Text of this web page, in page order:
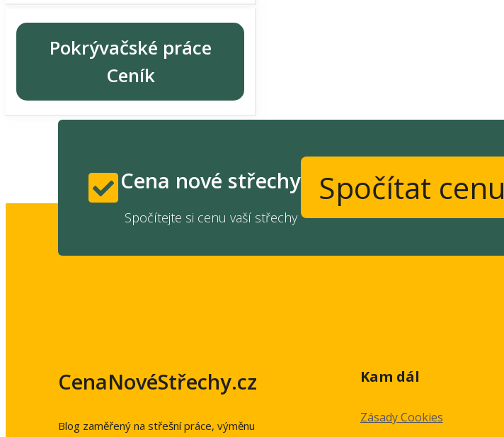
Pokrývačské práce
Ceník
Cena nové střechy
Spočítejte si cenu vaší střechy
Spočítat cenu
CenaNovéStřechy.cz
Blog zaměřený na střešní práce, výměnu
Kam dál
Zásady Cookies